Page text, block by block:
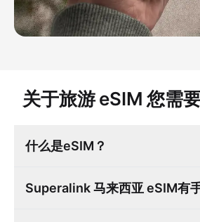
关于旅游 eSIM 您需
什么是eSIM？
Superalink 马来西亚 eSIM有